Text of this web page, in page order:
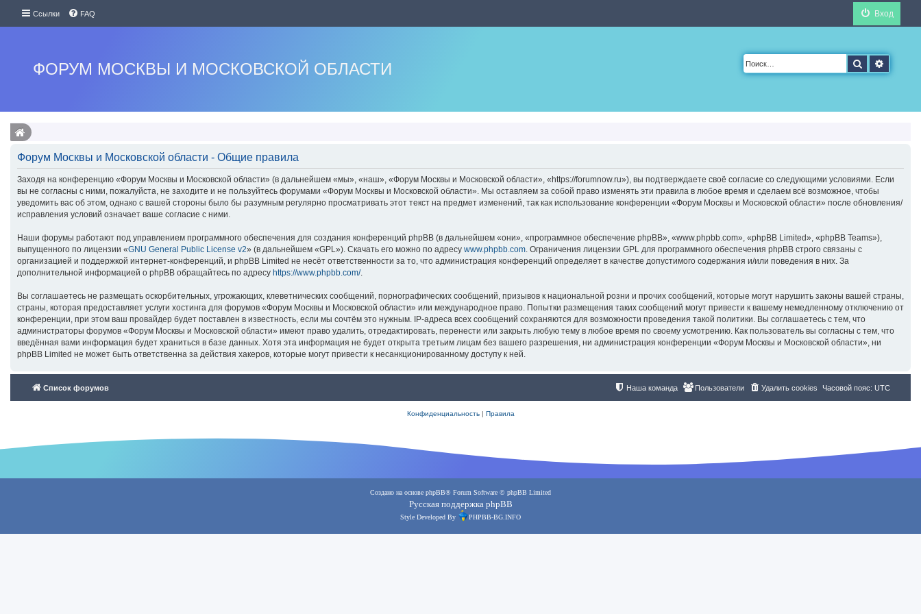
Ссылки FAQ Вход
ФОРУМ МОСКВЫ И МОСКОВСКОЙ ОБЛАСТИ Поиск
Форум Москвы и Московской области - Общие правила
Заходя на конференцию «Форум Москвы и Московской области» (в дальнейшем «мы», «наш», «Форум Москвы и Московской области», «https://forumnow.ru»), вы подтверждаете своё согласие со следующими условиями. Если
вы не согласны с ними, пожалуйста, не заходите и не пользуйтесь форумами «Форум Москвы и Московской области». Мы оставляем за собой право изменять эти правила в любое время и сделаем всё возможное, чтобы
уведомить вас об этом, однако с вашей стороны было бы разумным регулярно просматривать этот текст на предмет изменений, так как использование конференции «Форум Москвы и Московской области» после обновления/
исправления условий означает ваше согласие с ними.
Наши форумы работают под управлением программного обеспечения для создания конференций phpBB (в дальнейшем «они», «программное обеспечение phpBB», «www.phpbb.com», «phpBB Limited», «phpBB Teams»),
выпущенного по лицензии «GNU General Public License v2» (в дальнейшем «GPL»). Скачать его можно по адресу www.phpbb.com. Ограничения лицензии GPL для программного обеспечения phpBB строго связаны с
организацией и поддержкой интернет-конференций, и phpBB Limited не несёт ответственности за то, что администрация конференций определяет в качестве допустимого содержания и/или поведения в них. За
дополнительной информацией о phpBB обращайтесь по адресу https://www.phpbb.com/.
Вы соглашаетесь не размещать оскорбительных, угрожающих, клеветнических сообщений, порнографических сообщений, призывов к национальной розни и прочих сообщений, которые могут нарушить законы вашей страны,
страны, которая предоставляет услуги хостинга для форумов «Форум Москвы и Московской области» или международное право. Попытки размещения таких сообщений могут привести к вашему немедленному отключению от
конференции, при этом ваш провайдер будет поставлен в известность, если мы сочтём это нужным. IP-адреса всех сообщений сохраняются для возможности проведения такой политики. Вы соглашаетесь с тем, что
администраторы форумов «Форум Москвы и Московской области» имеют право удалить, отредактировать, перенести или закрыть любую тему в любое время по своему усмотрению. Как пользователь вы согласны с тем, что
введённая вами информация будет храниться в базе данных. Хотя эта информация не будет открыта третьим лицам без вашего разрешения, ни администрация конференции «Форум Москвы и Московской области», ни
phpBB Limited не может быть ответственна за действия хакеров, которые могут привести к несанкционированному доступу к ней.
Список форумов Часовой пояс: UTC
Удалить cookies
Пользователи
Наша команда
Конфиденциальность| Правила
Создано на основе phpBB® Forum Software © phpBB Limited
Русская поддержка phpBB
Style Developed By PHPBB-BG.INFO